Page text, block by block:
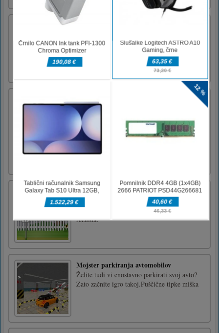
game yet!
Snegurochka – ruska ledena princesa
Novo leto bo kmalu! In to pomeni - drevo,
zabava, darila in seveda dedek mraz. In z njim
vedno prihaja njegova ljubljena vnukinja in
pomočnica - Snegurochka. Ta ljubka deklica
čudovite obleke - sarafane, krznene plašče in
Pasijans Tom & Jerry
Klasična igra Solitaire s Tomom in Jerryjem
Twistom.Izpolnite pakete kartic za visok
rezultat.
Mojster parkiranja avtomobilov
Želite tudi vi enostavno parkirati svoj avto?
Zato začnite igro takoj.Puščične tipke miška